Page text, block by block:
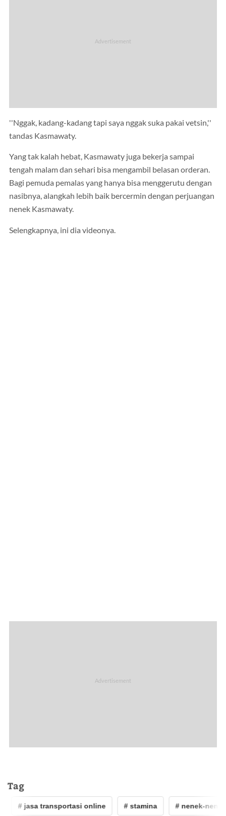
''Nggak, kadang-kadang tapi saya nggak suka pakai vetsin,''
tandas Kasmawaty.
Yang tak kalah hebat, Kasmawaty juga bekerja sampai
tengah malam dan sehari bisa mengambil belasan orderan.
Bagi pemuda pemalas yang hanya bisa menggerutu dengan
nasibnya, alangkah lebih baik bercermin dengan perjuangan
nenek Kasmawaty.
Selengkapnya, ini dia videonya.
Tag
# jasa transportasi online # stamina # nenek-nenek